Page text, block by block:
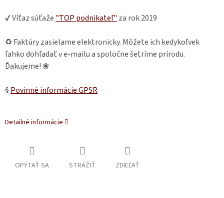
✔ Víťaz súťaže "TOP podnikateľ" za rok 2019
♻ Faktúry zasielame elektronicky. Môžete ich kedykoľvek
ľahko dohľadať v e-mailu a spoločne šetríme prírodu.
Ďakujeme! ❀
§ Povinné informácie GPSR
Detailné informácie
OPÝTAŤ SA STRÁŽIŤ ZDIEĽAŤ